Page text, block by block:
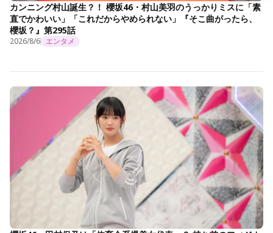
カンニング村山誕生？！ 櫻坂46・村山美羽のうっかりミスに「素
直でかわいい」「これだからやめられない」『そこ曲がったら、
櫻坂？』第295話
2026/8/6 エンタメ